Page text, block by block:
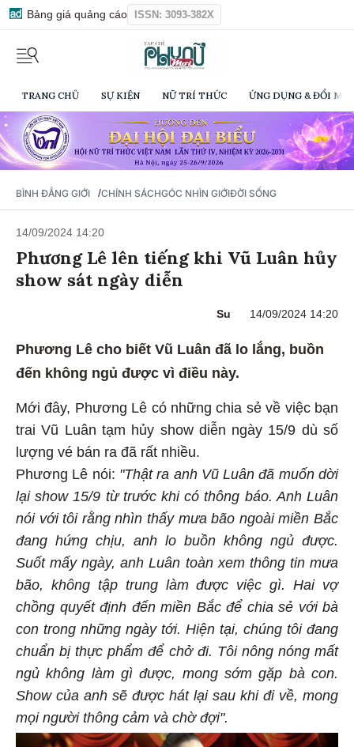
Bảng giá quảng cáo ISSN: 3093-382X
TRANG CHỦ SỰ KIỆN NỮ TRÍ THỨC ỨNG DỤNG & ĐỔI
BÌNH ĐẲNG GIỚI /CHÍNH SÁCHGÓC NHÌN GIỚIĐỜI SỐNG
14/09/2024 14:20
Phương Lê lên tiếng khi Vũ Luân hủy
show sát ngày diễn
Su 14/09/2024 14:20
Phương Lê cho biết Vũ Luân đã lo lắng, buồn
đến không ngủ được vì điều này.
Mới đây, Phương Lê có những chia sẻ về việc bạn
trai Vũ Luân tạm hủy show diễn ngày 15/9 dù số
lượng vé bán ra đã rất nhiều.
Phương Lê nói: "Thật ra anh Vũ Luân đã muốn dời
lại show 15/9 từ trước khi có thông báo. Anh Luân
nói với tôi rằng nhìn thấy mưa bão ngoài miền Bắc
đang hứng chịu, anh lo buồn không ngủ được.
Suốt mấy ngày, anh Luân toàn xem thông tin mưa
bão, không tập trung làm được việc gì. Hai vợ
chồng quyết định đến miền Bắc để chia sẻ với bà
con trong những ngày tới. Hiện tại, chúng tôi đang
chuẩn bị thực phẩm để chở đi. Tôi nông nóng mất
ngủ không làm gì được, mong sớm gặp bà con.
Show của anh sẽ được hát lại sau khi đi về, mong
mọi người thông cảm và chờ đợi".